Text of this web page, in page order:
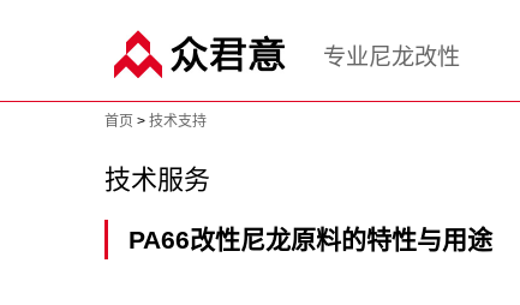
专业尼龙改性
首页 > 技术支持
技术服务
PA66改性尼龙原料的特性与用途